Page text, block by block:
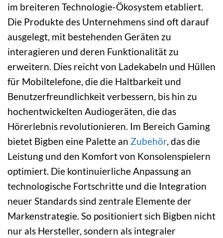
im breiteren Technologie-Ökosystem etabliert.
Die Produkte des Unternehmens sind oft darauf
ausgelegt, mit bestehenden Geräten zu
interagieren und deren Funktionalität zu
erweitern. Dies reicht von Ladekabeln und Hüllen
für Mobiltelefone, die die Haltbarkeit und
Benutzerfreundlichkeit verbessern, bis hin zu
hochentwickelten Audiogeräten, die das
Hörerlebnis revolutionieren. Im Bereich Gaming
bietet Bigben eine Palette an Zubehör, das die
Leistung und den Komfort von Konsolenspielern
optimiert. Die kontinuierliche Anpassung an
technologische Fortschritte und die Integration
neuer Standards sind zentrale Elemente der
Markenstrategie. So positioniert sich Bigben nicht
nur als Hersteller, sondern als integraler